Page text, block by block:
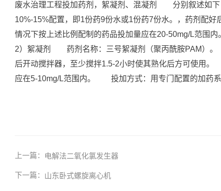
废水治理工程投加药剂，絮凝剂、混凝剂 分别叙述
10%-15%配置，即1份药9份水或1份药7份水。，药剂配
情况下按上述比例配制的药品投加量应在20-50mg/L范
2）絮凝剂 药剂名称：三号絮凝剂（聚丙酰胺PAM）
后开动搅拌器，至少搅拌1.5-2小时使其熟化后方可使用
应在5-10mg/L范围内。 投加方式：用专门配置的加药
上一篇： 电解法二氧化氯发生器
下一篇： 山东卧式螺旋离心机